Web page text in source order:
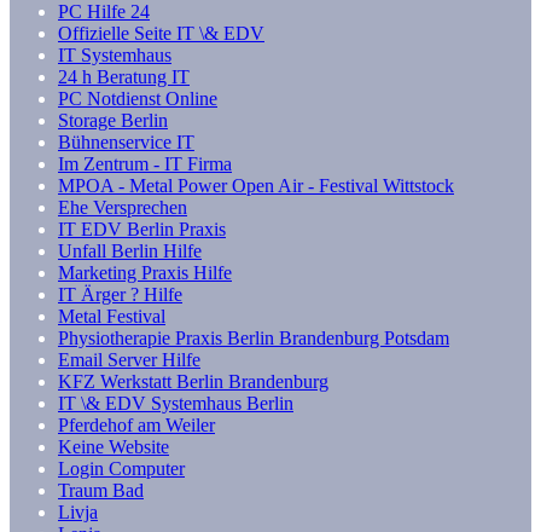
PC Hilfe 24
Offizielle Seite IT \& EDV
IT Systemhaus
24 h Beratung IT
PC Notdienst Online
Storage Berlin
Bühnenservice IT
Im Zentrum - IT Firma
MPOA - Metal Power Open Air - Festival Wittstock
Ehe Versprechen
IT EDV Berlin Praxis
Unfall Berlin Hilfe
Marketing Praxis Hilfe
IT Ärger ? Hilfe
Metal Festival
Physiotherapie Praxis Berlin Brandenburg Potsdam
Email Server Hilfe
KFZ Werkstatt Berlin Brandenburg
IT \& EDV Systemhaus Berlin
Pferdehof am Weiler
Keine Website
Login Computer
Traum Bad
Livja